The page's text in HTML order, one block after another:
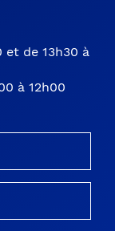
et de 13h30 à
à 12h00